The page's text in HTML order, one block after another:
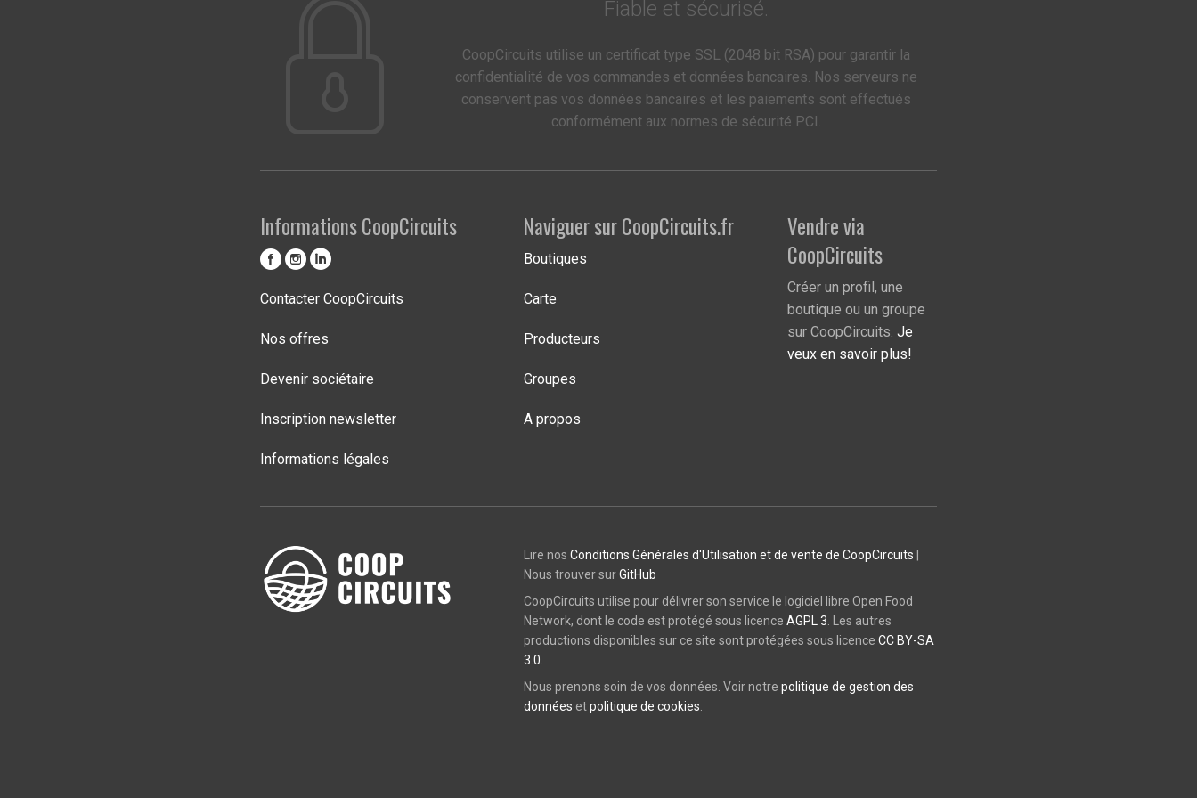
Fiable et sécurisé.
CoopCircuits utilise un certificat type SSL (2048 bit RSA) pour garantir la
confidentialité de vos commandes et données bancaires. Nos serveurs ne
conservent pas vos données bancaires et les paiements sont effectués
conformément aux normes de sécurité PCI.
Informations CoopCircuits
Contacter CoopCircuits
Nos offres
Devenir sociétaire
Inscription newsletter
Informations légales
Naviguer sur CoopCircuits.fr
Boutiques
Carte
Producteurs
Groupes
A propos
Vendre via
CoopCircuits
Créer un profil, une
boutique ou un groupe
sur CoopCircuits.Je
veux en savoir plus!
Lire nosConditions Générales d'Utilisation et de vente de CoopCircuits
Nous trouver surGitHub
CoopCircuits utilise pour délivrer son service le logiciel libre Open Food
Network, dont le code est protégé sous licenceAGPL 3 . Les autres
productions disponibles sur ce site sont protégées sous licenceCC BY-SA
3.0
Nous prenons soin de vos données. Voir notrepolitique de gestion des
données etpolitique de cookies